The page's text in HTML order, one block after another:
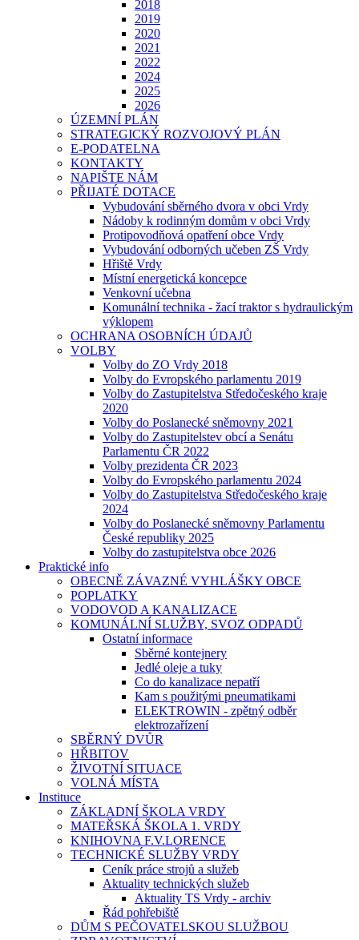
2018
2019
2020
2021
2022
2024
2025
2026
ÚZEMNÍ PLÁN
STRATEGICKÝ ROZVOJOVÝ PLÁN
E-PODATELNA
KONTAKTY
NAPIŠTE NÁM
PŘIJATÉ DOTACE
Vybudování sběrného dvora v obci Vrdy
Nádoby k rodinným domům v obci Vrdy
Protipovodňová opatření obce Vrdy
Vybudování odborných učeben ZŠ Vrdy
Hřiště Vrdy
Místní energetická koncepce
Venkovní učebna
Komunální technika - žací traktor s hydraulickým
výklopem
OCHRANA OSOBNÍCH ÚDAJŮ
VOLBY
Volby do ZO Vrdy 2018
Volby do Evropského parlamentu 2019
Volby do Zastupitelstva Středočeského kraje
2020
Volby do Poslanecké sněmovny 2021
Volby do Zastupitelstev obcí a Senátu
Parlamentu ČR 2022
Volby prezidenta ČR 2023
Volby do Evropského parlamentu 2024
Volby do Zastupitelstva Středočeského kraje
2024
Volby do Poslanecké sněmovny Parlamentu
České republiky 2025
Volby do zastupitelstva obce 2026
Praktické info
OBECNĚ ZÁVAZNÉ VYHLÁŠKY OBCE
POPLATKY
VODOVOD A KANALIZACE
KOMUNÁLNÍ SLUŽBY, SVOZ ODPADŮ
Ostatní informace
Sběrné kontejnery
Jedlé oleje a tuky
Co do kanalizace nepatří
Kam s použitými pneumatikami
ELEKTROWIN - zpětný odběr
elektrozařízení
SBĚRNÝ DVŮR
HŘBITOV
ŽIVOTNÍ SITUACE
VOLNÁ MÍSTA
Instituce
ZÁKLADNÍ ŠKOLA VRDY
MATEŘSKÁ ŠKOLA 1. VRDY
KNIHOVNA F.V.LORENCE
TECHNICKÉ SLUŽBY VRDY
Ceník práce strojů a služeb
Aktuality technických služeb
Aktuality TS Vrdy - archiv
Řád pohřebiště
DŮM S PEČOVATELSKOU SLUŽBOU